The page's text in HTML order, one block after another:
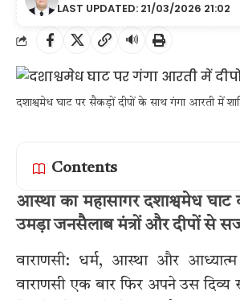
LAST UPDATED: 21/03/2026 21:02
🔊
दशाश्वमेध घाट पर सैकड़ों दीपों के साथ गंगा आरती में
Contents
आस्था का महासागर दशाश्वमेध
उमड़ा जनसैलाब मंत्रों और दीपों से
वाराणसी: धर्म, आस्था और आध्यात्म
वाराणसी एक बार फिर अपने उस